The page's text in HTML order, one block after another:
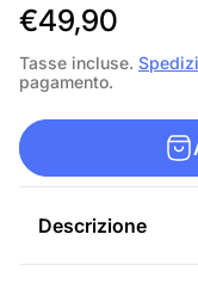
P
r
e
z
z
€49,90
Tasse incluse.
pagamento.
Descrizione